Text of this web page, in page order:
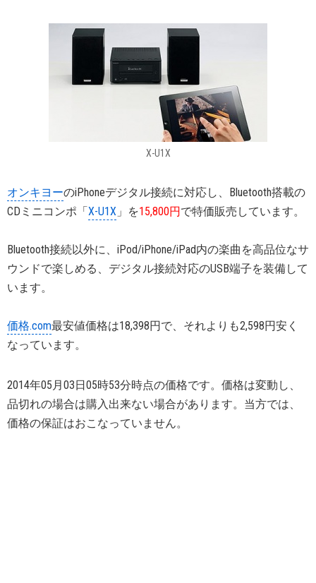
X-U1X
オンキヨーのiPhoneデジタル接続に対応し、Bluetooth搭載の
CDミニコンポ「X-U1X 」を15,800円で特価販売しています。
Bluetooth接続以外に、iPod/iPhone/iPad内の楽曲を高品位なサ
ウンドで楽しめる、デジタル接続対応のUSB端子を装備して
います。
価格.com最安値価格は18,398円で、それよりも2,598円安く
なっています。
2014年05月03日05時53分時点の価格です。価格は変動し、
品切れの場合は購入出来ない場合があります。当方では、
価格の保証はおこなっていません。